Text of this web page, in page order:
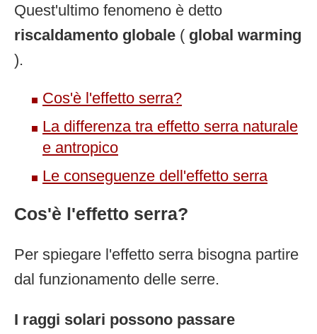
Quest'ultimo fenomeno è detto
riscaldamento globale ( global warming
).
Cos'è l'effetto serra?
La differenza tra effetto serra naturale
e antropico
Le conseguenze dell'effetto serra
Cos'è l'effetto serra?
Per spiegare l'effetto serra bisogna partire
dal funzionamento delle serre.
I raggi solari possono passare